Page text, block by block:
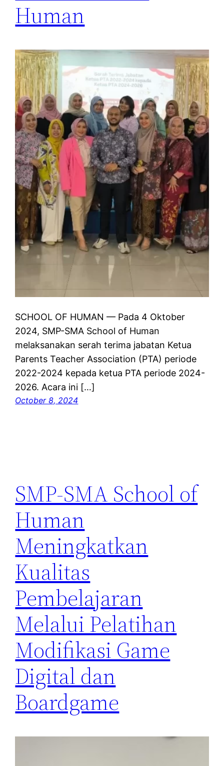
Human
SCHOOL OF HUMAN — Pada 4 Oktober
2024, SMP-SMA School of Human
melaksanakan serah terima jabatan Ketua
Parents Teacher Association (PTA) periode
2022-2024 kepada ketua PTA periode 2024-
2026. Acara ini […]
October 8, 2024
SMP-SMA School of
Human
Meningkatkan
Kualitas
Pembelajaran
Melalui Pelatihan
Modifikasi Game
Digital dan
Boardgame